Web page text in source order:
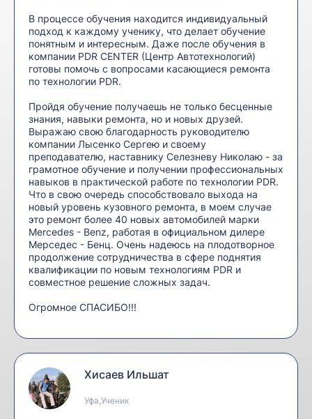
В процессе обучения находится индивидуальный
подход к каждому ученику, что делает обучение
понятным и интересным. Даже после обучения в
компании PDR CENTER (Центр Автотехнологий)
готовы помочь с вопросами касающиеся ремонта
по технологии PDR.
Пройдя обучение получаешь не только бесценные
знания, навыки ремонта, но и новых друзей.
Выражаю свою благодарность руководителю
компании Лысенко Сергею и своему
преподавателю, наставнику Селезневу Николаю - за
грамотное обучение и получении профессиональных
навыков в практической работе по технологии PDR.
Что в свою очередь способствовало выхода на
новый уровень кузовного ремонта, в моем случае
это ремонт более 40 новых автомобилей марки
Mercedes - Benz, работая в официальном дилере
Мерседес - Бенц. Очень надеюсь на плодотворное
продолжение сотрудничества в сфере поднятия
квалификации по новым технологиям PDR и
совместное решение сложных задач.
Огромное СПАСИБО!!!
Хисаев Ильшат
Уфа,Ученик